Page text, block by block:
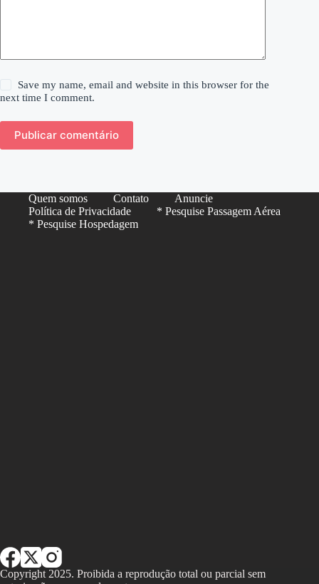
Save my name, email and website in this browser for the
next time I comment.
Publicar comentário
Quem somos Contato
Anuncie
Política de Privacidade
* Pesquise Passagem Aérea
* Pesquise Hospedagem
Copyright 2025. Proibida a reprodução total ou parcial sem